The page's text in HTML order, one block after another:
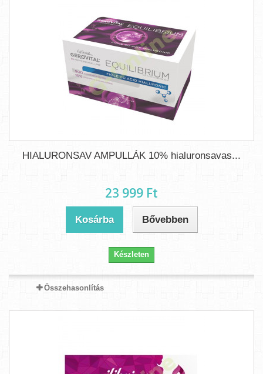
HIALURONSAV AMPULLÁK 10% hialuronsavas...
23 999 Ft‎
Kosárba Bővebben
Készleten
Összehasonlítás